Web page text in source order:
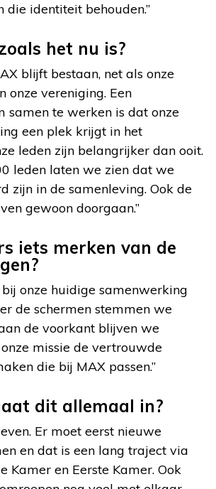
die identiteit behouden.”
het nu is?
blijft bestaan, net als onze
onze vereniging. Een
samen te werken is dat onze
een plek krijgt in het
leden zijn belangrijker dan ooit.
leden laten we zien dat we
zijn in de samenleving. Ook de
gewoon doorgaan.”
iets merken van de
bij onze huidige samenwerking
de schermen stemmen we
de voorkant blijven we
missie de vertrouwde
die bij MAX passen.”
dit allemaal in?
Er moet eerst nieuwe
en dat is een lang traject via
Kamer en Eerste Kamer. Ook